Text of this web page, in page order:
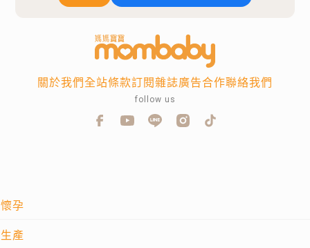
懷孕
生產
關於我們全站條款訂閱雜誌廣告合作聯絡我們
follow us